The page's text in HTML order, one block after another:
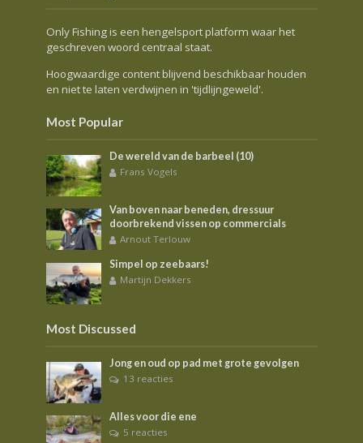
Only Fishing is een hengelsport platform waar het
geschreven woord centraal staat.
Hoogwaardige content blijvend beschikbaar houden
en niet te laten verdwijnen in 'tijdlijngeweld'.
Most Popular
De wereld van de barbeel (10)
Frans Vogels
Van boven naar beneden, dressuur
doorbrekend vissen op commercials
Arnout Terlouw
Simpel op zeebaars!
Martijn Dekkers
Most Discussed
Jong en oud op pad met grote gevolgen
13 reacties
Alles voor die ene
5 reacties